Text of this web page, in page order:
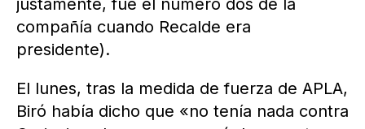
justamente, fue el número dos de la
compañía cuando Recalde era
presidente).
El lunes, tras la medida de fuerza de APLA,
Biró había dicho que «no tenía nada contra